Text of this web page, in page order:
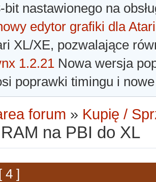
bit nastawionego na
edytor grafiki dla Atari
XL/XE, pozwalające
1.2.21 Nowa wersja
poprawki timingu i
forum » Kupię /
na PBI do XL
4 ]